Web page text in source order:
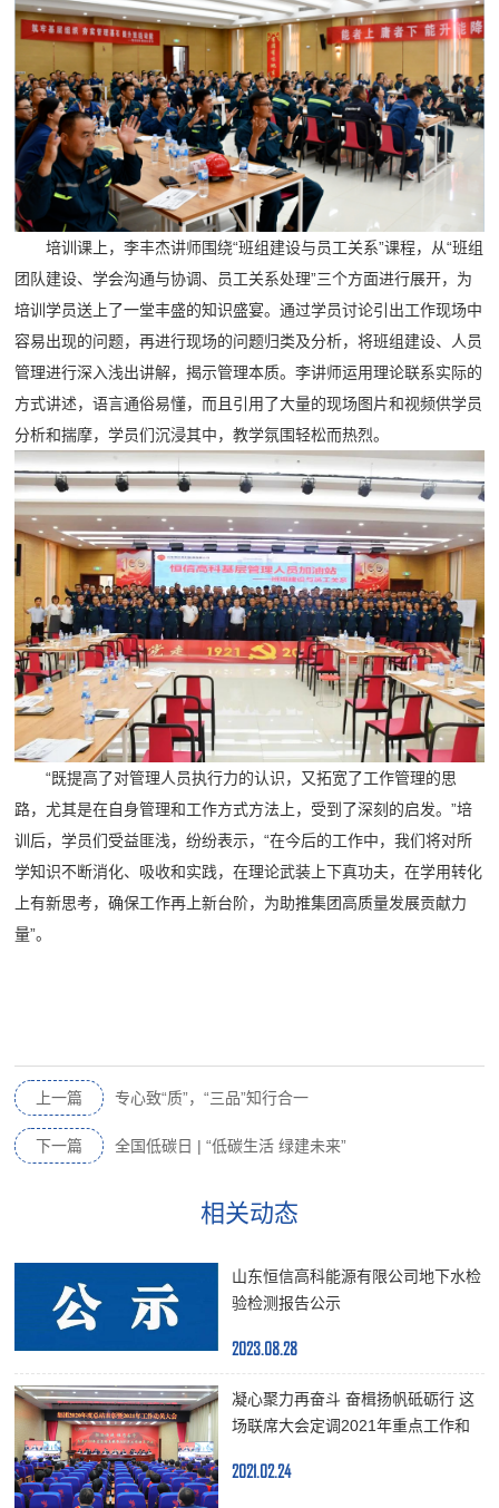
培训课上，李丰杰讲师围绕“班组建设与员工关系”课程，从“班组
团队建设、学会沟通与协调、员工关系处理”三个方面进行展开，为
培训学员送上了一堂丰盛的知识盛宴。通过学员讨论引出工作现场中
容易出现的问题，再进行现场的问题归类及分析，将班组建设、人员
管理进行深入浅出讲解，揭示管理本质。李讲师运用理论联系实际的
方式讲述，语言通俗易懂，而且引用了大量的现场图片和视频供学员
分析和揣摩，学员们沉浸其中，教学氛围轻松而热烈。
“既提高了对管理人员执行力的认识，又拓宽了工作管理的思
路，尤其是在自身管理和工作方式方法上，受到了深刻的启发。”培
训后，学员们受益匪浅，纷纷表示，“在今后的工作中，我们将对所
学知识不断消化、吸收和实践，在理论武装上下真功夫，在学用转化
上有新思考，确保工作再上新台阶，为助推集团高质量发展贡献力
量”。
上一篇 专心致“质”，“三品”知行合一
下一篇 全国低碳日 | “低碳生活 绿建未来”
相关动态
山东恒信高科能源有限公司地下水检
验检测报告公示
2023.08.28
凝心聚力再奋斗 奋楫扬帆砥砺行 这
场联席大会定调2021年重点工作和
2021.02.24